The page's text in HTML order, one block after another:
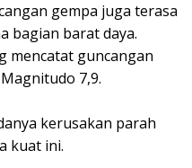
gempa juga terasa
bagian barat daya.
mencatat guncangan
7,9.
kerusakan parah
kuat ini.